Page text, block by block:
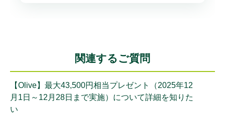
関連するご質問
【Olive】最大43,500円相当プレゼント（2025年12
月1日～12月28日まで実施）について詳細を知りた
い